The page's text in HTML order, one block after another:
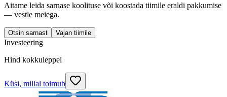
Aitame leida sarnase koolituse või koostada tiimile eraldi pakkumise
— vestle meiega.
Otsin sarnast Vajan tiimile
Investeering
Hind kokkuleppel
Küsi, millal toimub